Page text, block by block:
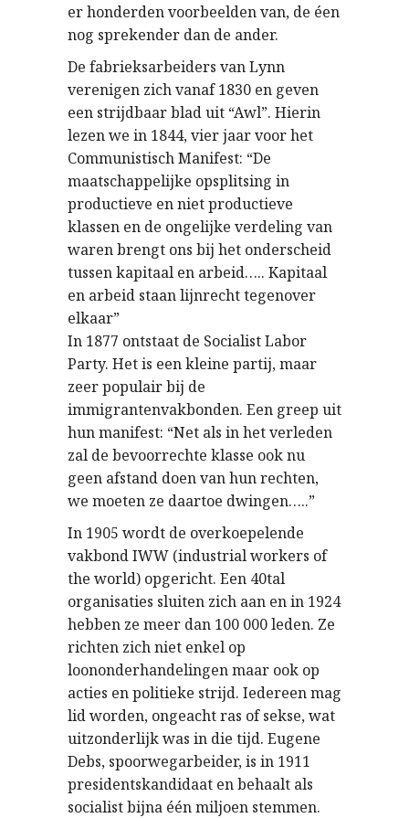
er honderden voorbeelden van, de éen
nog sprekender dan de ander.
De fabrieksarbeiders van Lynn
verenigen zich vanaf 1830 en geven
een strijdbaar blad uit “Awl”. Hierin
lezen we in 1844, vier jaar voor het
Communistisch Manifest: “De
maatschappelijke opsplitsing in
productieve en niet productieve
klassen en de ongelijke verdeling van
waren brengt ons bij het onderscheid
tussen kapitaal en arbeid….. Kapitaal
en arbeid staan lijnrecht tegenover
elkaar”
In 1877 ontstaat de Socialist Labor
Party. Het is een kleine partij, maar
zeer populair bij de
immigrantenvakbonden. Een greep uit
hun manifest: “Net als in het verleden
zal de bevoorrechte klasse ook nu
geen afstand doen van hun rechten,
we moeten ze daartoe dwingen…..”
In 1905 wordt de overkoepelende
vakbond IWW (industrial workers of
the world) opgericht. Een 40tal
organisaties sluiten zich aan en in 1924
hebben ze meer dan 100 000 leden. Ze
richten zich niet enkel op
loononderhandelingen maar ook op
acties en politieke strijd. Iedereen mag
lid worden, ongeacht ras of sekse, wat
uitzonderlijk was in die tijd. Eugene
Debs, spoorwegarbeider, is in 1911
presidentskandidaat en behaalt als
socialist bijna één miljoen stemmen.